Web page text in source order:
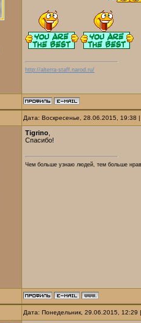
http://alterra-staff.narod.ru/
Дата: Воскресенье, 28.06.2015,
Tigrino
Спасибо!
Чем больше узнаю людей, тем больше
Дата: Понедельник, 29.06.2015,